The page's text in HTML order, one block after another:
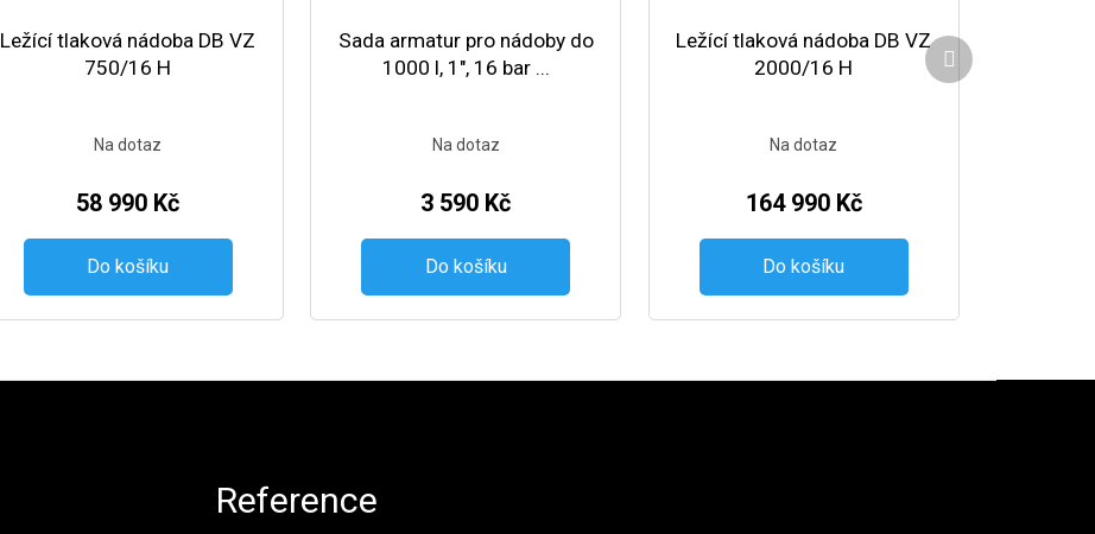
Ležící tlaková nádoba DB VZ
750/16 H
Na dotaz
58 990 Kč
Do košíku
Sada armatur pro nádoby do
1000 l, 1", 16 bar ...
Na dotaz
3 590 Kč
Do košíku
Ležící tlaková nádoba DB VZ
2000/16 H
Na dotaz
164 990 Kč
Do košíku
Další produkt
Reference